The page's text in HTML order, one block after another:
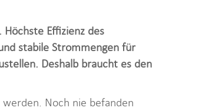
Effizienz des
stabile Strommengen für
Deshalb braucht es den
Noch nie befanden